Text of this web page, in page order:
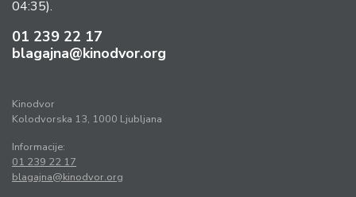
04:35).
01 239 22 17
blagajna@kinodvor.org
Kinodvor
Kolodvorska 13, 1000 Ljubljana
Informacije:
01 239 22 17
blagajna@kinodvor.org